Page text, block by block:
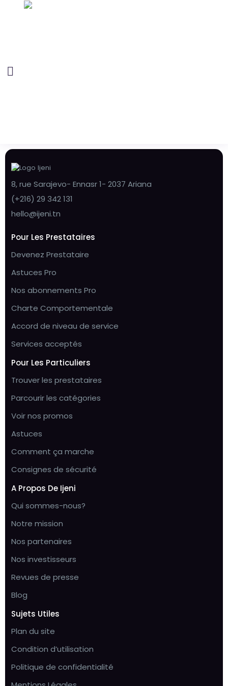
8, rue Sarajevo- Ennasr 1- 2037 Ariana
(+216) 29 342 131
hello@ijeni.tn
Pour Les Prestataires
Devenez Prestataire
Astuces Pro
Nos abonnements Pro
Charte Comportementale
Accord de niveau de service
Services acceptés
Pour Les Particuliers
Trouver les prestataires
Parcourir les catégories
Voir nos promos
Astuces
Comment ça marche
Consignes de sécurité
A Propos De Ijeni
Qui sommes-nous?
Notre mission
Nos partenaires
Nos investisseurs
Revues de presse
Blog
Sujets Utiles
Plan du site
Condition d’utilisation
Politique de confidentialité